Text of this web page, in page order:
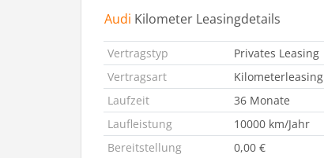
Audi Kilometer Leasingdetails
Vertragstyp
Privates Leasing
Vertragsart
Kilometerleasing
Laufzeit
36 Monate
Laufleistung
10000 km/Jahr
Bereitstellung
0,00 €